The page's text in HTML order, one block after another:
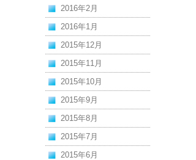
2016年2月
2016年1月
2015年12月
2015年11月
2015年10月
2015年9月
2015年8月
2015年7月
2015年6月